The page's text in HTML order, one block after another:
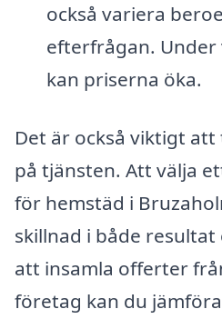
också variera
efterfrågan. Under
kan priserna öka.
Det är också viktigt
på tjänsten. Att välja
för hemstäd i
skillnad i både resultat
att insamla offerter
företag kan du